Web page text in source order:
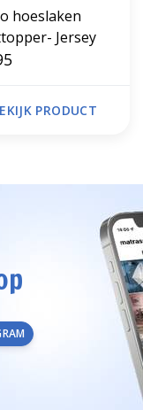
hoeslaken
Jersey
PRODUCT